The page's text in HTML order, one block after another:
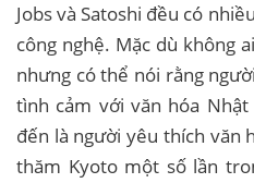
Jobs và Satoshi đều có
công nghệ. Mặc dù không
nhưng có thể nói rằng
tình cảm với văn hóa
đến là người yêu thích văn
thăm Kyoto một số lần